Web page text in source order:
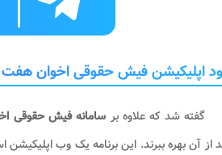
اپلیکیشن فیش حقوقی اخوان هفت
گفته شد که علاوه بر سامانه فیش حقوقی
از آن بهره ببرند. این برنامه یک وب